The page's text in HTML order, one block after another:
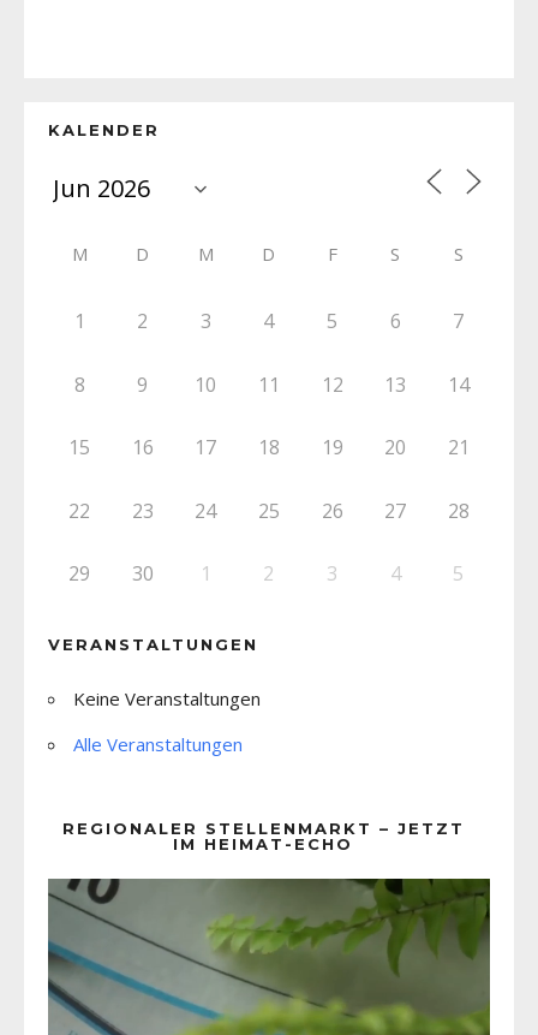
KALENDER
M D M D F S S
1 2 3 4 5 6 7
8 9 10 11 12 13 14
15 16 17 18 19 20 21
22 23 24 25 26 27 28
29 30 1 2 3 4 5
VERANSTALTUNGEN
Keine Veranstaltungen
Alle Veranstaltungen
REGIONALER STELLENMARKT – JETZT
IM HEIMAT-ECHO
Player